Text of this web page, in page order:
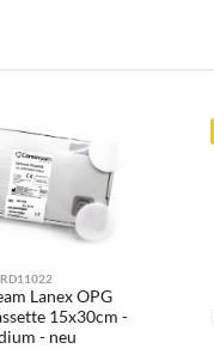
RD11022
Lanex OPG
15x30cm -
- neu